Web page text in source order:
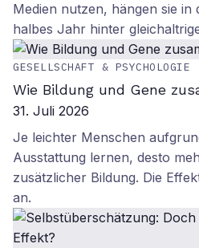
Medien nutzen, hängen sie in
halbes Jahr hinter
GESELLSCHAFT & PSYCHOLOGIE
Wie Bildung und Gene
31. Juli 2026
Je leichter Menschen
Ausstattung lernen, desto
zusätzlicher Bildung. Die
an.